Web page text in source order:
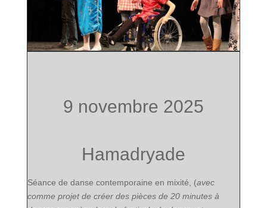
9 novembre 2025
Hamadryade
Séance de danse contemporaine en mixité, (avec
comme projet de créer des pièces de 20 minutes à